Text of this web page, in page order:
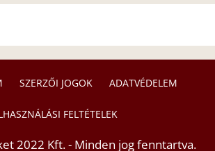
SZERZŐI JOGOK ADATVÉDELEM
FELTÉTELEK
2022 Kft. - Minden jog fenntartva.